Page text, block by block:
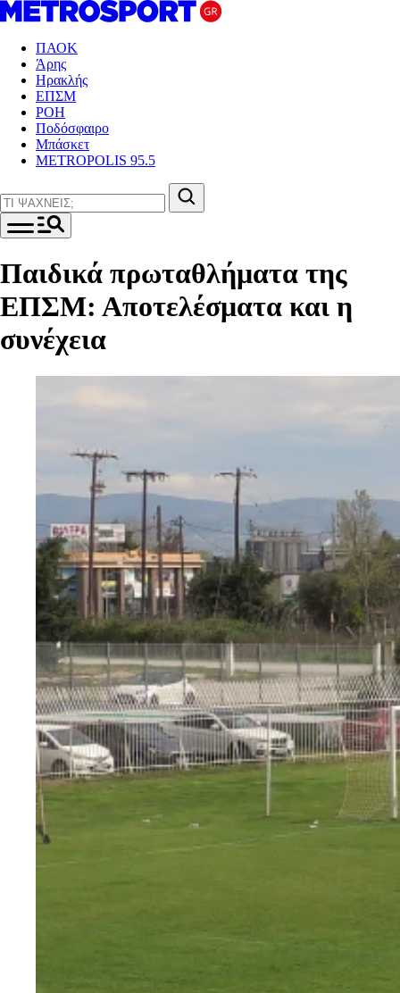
ΠΑΟΚ
Άρης
Ηρακλής
ΕΠΣΜ
ΡΟΗ
Ποδόσφαιρο
Μπάσκετ
METROPOLIS 95.5
Παιδικά πρωταθλήματα της
ΕΠΣΜ: Αποτελέσματα και η
συνέχεια